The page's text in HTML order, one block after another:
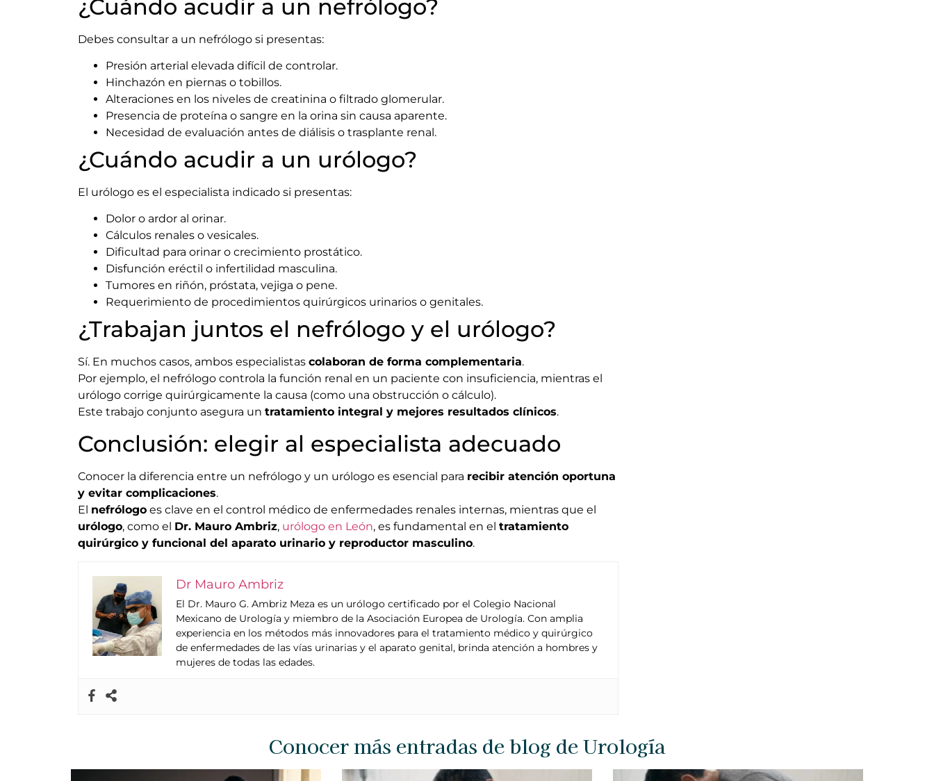
¿Cuándo acudir a un nefrólogo?
Debes consultar a un nefrólogo si presentas:
Presión arterial elevada difícil de controlar.
Hinchazón en piernas o tobillos.
Alteraciones en los niveles de creatinina o filtrado glomerular.
Presencia de proteína o sangre en la orina sin causa aparente.
Necesidad de evaluación antes de diálisis o trasplante renal.
¿Cuándo acudir a un urólogo?
El urólogo es el especialista indicado si presentas:
Dolor o ardor al orinar.
Cálculos renales o vesicales.
Dificultad para orinar o crecimiento prostático.
Disfunción eréctil o infertilidad masculina.
Tumores en riñón, próstata, vejiga o pene.
Requerimiento de procedimientos quirúrgicos urinarios o genitales.
¿Trabajan juntos el nefrólogo y el urólogo?
Sí. En muchos casos, ambos especialistas colaboran de forma complementaria.
Por ejemplo, el nefrólogo controla la función renal en un paciente con insuficiencia, mientras el
urólogo corrige quirúrgicamente la causa (como una obstrucción o cálculo).
Este trabajo conjunto asegura un tratamiento integral y mejores resultados clínicos.
Conclusión: elegir al especialista adecuado
Conocer la diferencia entre un nefrólogo y un urólogo es esencial para recibir atención oportuna
y evitar complicaciones.
El nefrólogo es clave en el control médico de enfermedades renales internas, mientras que el
urólogo, como el Dr. Mauro Ambriz, urólogo en León, es fundamental en el tratamiento
quirúrgico y funcional del aparato urinario y reproductor masculino.
Dr Mauro Ambriz
El Dr. Mauro G. Ambriz Meza es un urólogo certificado por el Colegio Nacional
Mexicano de Urología y miembro de la Asociación Europea de Urología. Con amplia
experiencia en los métodos más innovadores para el tratamiento médico y quirúrgico
de enfermedades de las vías urinarias y el aparato genital, brinda atención a hombres y
mujeres de todas las edades.
Conocer más entradas de blog de Urología